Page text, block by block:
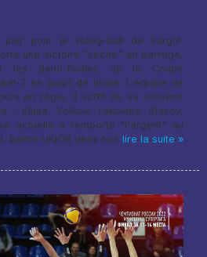
pour le volley-ball de Surgut:
une victoire "sèche" en barrage,
les demi-finales de la Coupe
2 en quart de finale. L'équipe de
en règle, il suffit de se souvenir
- Kluka, Volkov, Yakovlev, Vlasov,
actuelle a remporté "l'argent" au
battre UKIOR deux fois lire la suite »